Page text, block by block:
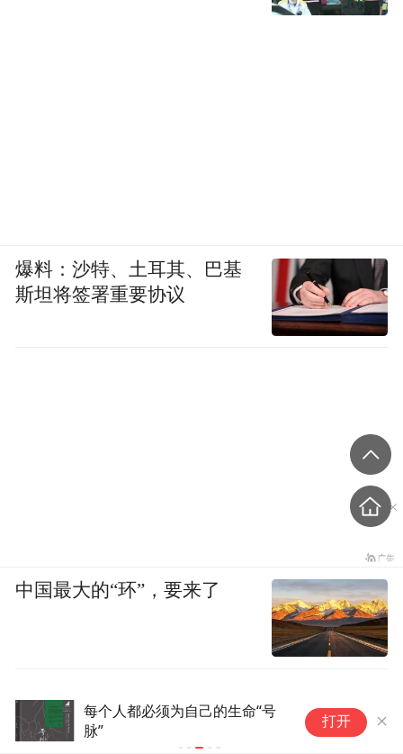
每个人都必须为自己的生命“号
脉”
打开
爆料：沙特、土耳其、巴基
斯坦将签署重要协议
中国最大的“环”，要来了